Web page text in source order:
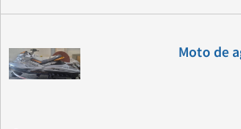
Moto de